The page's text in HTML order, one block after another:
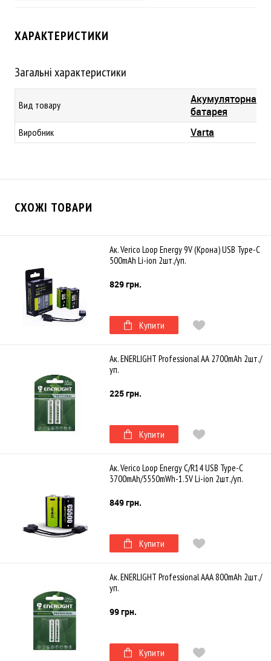
ХАРАКТЕРИСТИКИ
Загальні характеристики
Вид товару
Акумуляторна
батарея
Виробник Varta
СХОЖІ ТОВАРИ
Ак. Verico Loop Energy 9V (Крона) USB Type-C
500mAh Li-ion 2шт./уп.
829 грн.
Купити
Ак. ENERLIGHT Professional AA 2700mAh 2шт./
уп.
225 грн.
Купити
Ак. Verico Loop Energy C/R14 USB Type-С
3700mAh/5550mWh-1.5V Li-ion 2шт./уп.
849 грн.
Купити
Ак. ENERLIGHT Professional AAA 800mAh 2шт./
уп.
99 грн.
Купити